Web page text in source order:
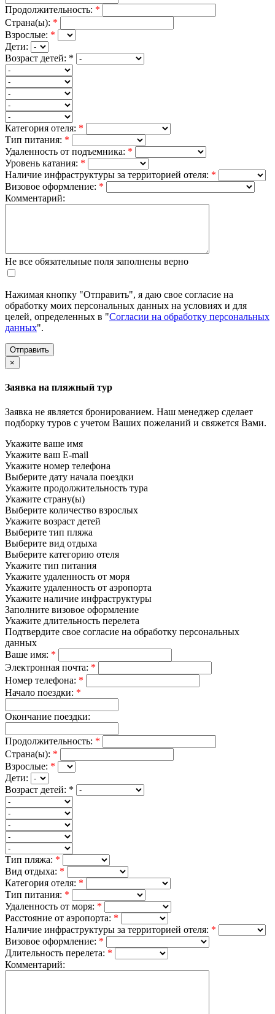
Продолжительность: *
Страна(ы): *
Взрослые: *
Дети:
Возраст детей: *
Категория отеля: *
Тип питания: *
Удаленность от подъемника: *
Уровень катания: *
Наличие инфраструктуры за территорией отеля: *
Визовое оформление: *
Комментарий:
Не все обязательные поля заполнены верно
Нажимая кнопку "Отправить", я даю свое согласие на
обработку моих персональных данных на условиях и для
целей, определенных в "Согласии на обработку персональных
данных".
×
Заявка на пляжный тур
Заявка не является бронированием. Наш менеджер сделает
подборку туров с учетом Ваших пожеланий и свяжется Вами.
Укажите ваше имя
Укажите ваш E-mail
Укажите номер телефона
Выберите дату начала поездки
Укажите продолжительность тура
Укажите страну(ы)
Выберите количество взрослых
Укажите возраст детей
Выберите тип пляжа
Выберите вид отдыха
Выберите категорию отеля
Укажите тип питания
Укажите удаленность от моря
Укажите удаленность от аэропорта
Укажите наличие инфраструктуры
Заполните визовое оформление
Укажите длительность перелета
Подтвердите свое согласие на обработку персональных
данных
Ваше имя: *
Электронная почта: *
Номер телефона: *
Начало поездки: *
Окончание поездки:
Продолжительность: *
Страна(ы): *
Взрослые: *
Дети:
Возраст детей: *
Тип пляжа: *
Вид отдыха: *
Категория отеля: *
Тип питания: *
Удаленность от моря: *
Расстояние от аэропорта: *
Наличие инфраструктуры за территорией отеля: *
Визовое оформление: *
Длительность перелета: *
Комментарий: